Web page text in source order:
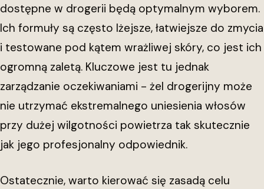
dostępne w drogerii będą optymalnym wyborem.
Ich formuły są często lżejsze, łatwiejsze do zmycia
i testowane pod kątem wrażliwej skóry, co jest ich
ogromną zaletą. Kluczowe jest tu jednak
zarządzanie oczekiwaniami - żel drogerijny może
nie utrzymać ekstremalnego uniesienia włosów
przy dużej wilgotności powietrza tak skutecznie
jak jego profesjonalny odpowiednik.
Ostatecznie, warto kierować się zasadą celu